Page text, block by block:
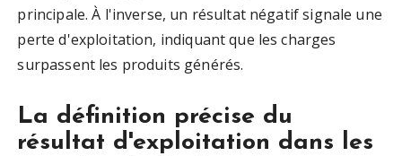
principale. À l'inverse, un résultat négatif signale une
perte d'exploitation, indiquant que les charges
surpassent les produits générés.
La définition précise du
résultat d'exploitation dans les